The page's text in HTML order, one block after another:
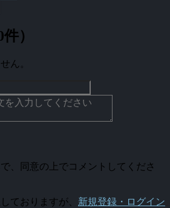
）
ん。
、同意の上でコメントしてくださ
ておりますが、 新規登録・ログイン